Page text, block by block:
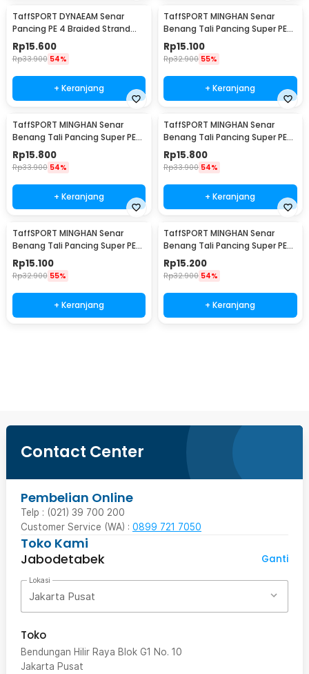
TaffSPORT DYNAEAM Senar
Pancing PE 4 Braided Strand
Fishing Line 100M 1.0 - FM10
Rp15.600
Rp33.900 54%
+ Keranjang
TaffSPORT MINGHAN Senar
Benang Tali Pancing Super PE
Braided Line 100M 0.4 - X4
Rp15.100
Rp32.900 55%
+ Keranjang
TaffSPORT MINGHAN Senar
Benang Tali Pancing Super PE
Braided Line 100M 0.8 - X4
Rp15.800
Rp33.900 54%
+ Keranjang
TaffSPORT MINGHAN Senar
Benang Tali Pancing Super PE
Braided Line 100M 1.0 - X4
Rp15.800
Rp33.900 54%
+ Keranjang
TaffSPORT MINGHAN Senar
Benang Tali Pancing Super PE
Braided Line 100M 2.0 - X4
Rp15.100
Rp32.900 55%
+ Keranjang
TaffSPORT MINGHAN Senar
Benang Tali Pancing Super PE
Braided Line 100M 3.0 - X4
Rp15.200
Rp32.900 54%
+ Keranjang
Contact Center
Pembelian Online
Telp : (021) 39 700 200
Customer Service (WA) : 0899 721 7050
Toko Kami
Jabodetabek
Ganti
Lokasi
Jakarta Pusat
Toko
Bendungan Hilir Raya Blok G1 No. 10
Jakarta Pusat